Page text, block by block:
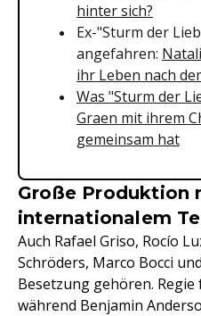
hinter sich?
Ex-"Sturm der
angefahren:
ihr Leben nach
Was "Sturm der
Graen mit ihrem
gemeinsam hat
Große Produktion
internationalem
Auch Rafael Griso, Rocío
Schröders, Marco Bocci
Besetzung gehören.
während Benjamin